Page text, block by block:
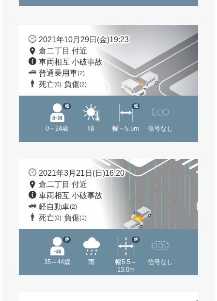
2021年10月29日(金)19:23
倉二丁目 付近
車両相互 小破事故
普通乗用車(2)
死亡(0) 負傷(2)
0～24歳
他
晴 幅～5.5m
他
信号なし
2021年3月21日(日)16:20
倉二丁目 付近
車両相互 小破事故
軽自動車(2)
死亡(0) 負傷(1)
35～44歳
他
雨
幅5.5～
13.0m
他
信号なし